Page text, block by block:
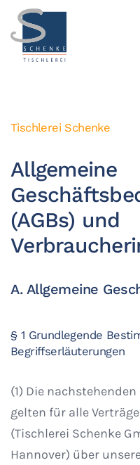
Tischlerei Schenke
Allgemeine
(AGBs) und
A. Allgemeine
§ 1 Grundlegende
Begriffserläuterungen
(1) Die
gelten für alle
(Tischlerei Schenke
Hannover) über